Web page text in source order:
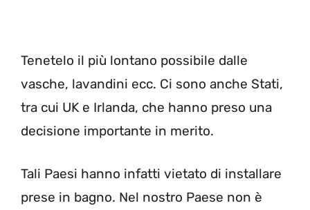
Tenetelo il più lontano possibile dalle
vasche, lavandini ecc. Ci sono anche Stati,
tra cui UK e Irlanda, che hanno preso una
decisione importante in merito.
Tali Paesi hanno infatti vietato di installare
prese in bagno. Nel nostro Paese non è